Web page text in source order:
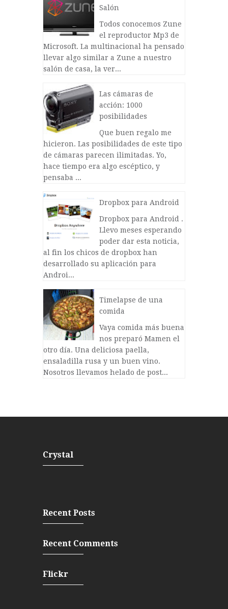
Salón
Todos conocemos Zune
el reproductor Mp3 de
Microsoft. La multinacional ha pensado
llevar algo similar a Zune a nuestro
salón de casa, la ver...
Las cámaras de
acción: 1000
posibilidades
Que buen regalo me
hicieron. Las posibilidades de este tipo
de cámaras parecen ilimitadas. Yo,
hace tiempo era algo escéptico, y
pensaba ...
Dropbox para Android
Dropbox para Android .
Llevo meses esperando
poder dar esta noticia,
al fin los chicos de dropbox han
desarrollado su aplicación para
Androi...
Timelapse de una
comida
Vaya comida más buena
nos preparó Mamen el
otro día. Una deliciosa paella,
ensaladilla rusa y un buen vino.
Nosotros llevamos helado de post...
Crystal
Recent Posts
Recent Comments
Flickr